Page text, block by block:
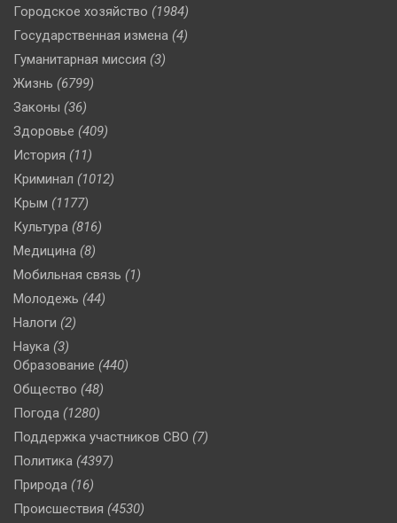
Городское хозяйство (1984)
Государственная измена (4)
Гуманитарная миссия (3)
Жизнь (6799)
Законы (36)
Здоровье (409)
История (11)
Криминал (1012)
Крым (1177)
Культура (816)
Медицина (8)
Мобильная связь (1)
Молодежь (44)
Налоги (2)
Наука (3)
Образование (440)
Общество (48)
Погода (1280)
Поддержка участников СВО (7)
Политика (4397)
Природа (16)
Происшествия (4530)